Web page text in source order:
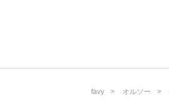
favy オルソー